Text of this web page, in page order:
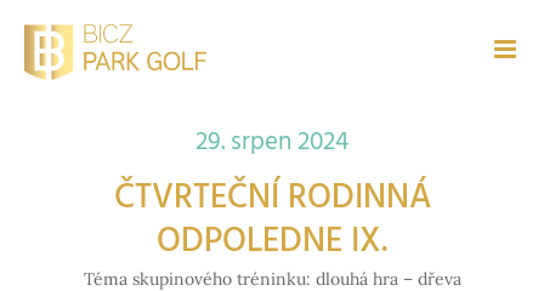
obsah
29. srpen 2024
ČTVRTEČNÍ RODINNÁ
ODPOLEDNE IX.
Téma skupinového tréninku: dlouhá hra – dřeva